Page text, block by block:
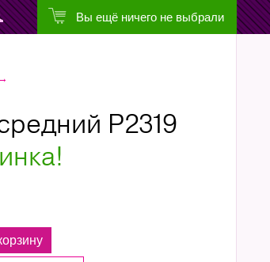
Вы ещё ничего не выбрали
Р2319